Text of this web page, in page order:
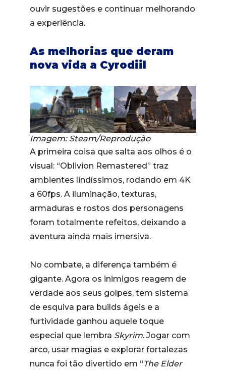
ouvir sugestões e continuar melhorando
a experiência.
As melhorias que deram
nova vida a Cyrodiil
Imagem: Steam/Reprodução
A primeira coisa que salta aos olhos é o
visual: “Oblivion Remastered” traz
ambientes lindíssimos, rodando em 4K
a 60fps. A iluminação, texturas,
armaduras e rostos dos personagens
foram totalmente refeitos, deixando a
aventura ainda mais imersiva.
No combate, a diferença também é
gigante. Agora os inimigos reagem de
verdade aos seus golpes, tem sistema
de esquiva para builds ágeis e a
furtividade ganhou aquele toque
especial que lembra Skyrim. Jogar com
arco, usar magias e explorar fortalezas
nunca foi tão divertido em “The Elder